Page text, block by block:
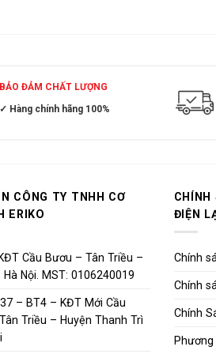
triệu
Hàng
1 đổi
Tư
Hỗ
Hãy
BẢO ĐẢM CHẤT LƯỢNG
✓ Hàng chính hãng 100%
CÔNG TY TNHH CƠ
ERIKO
Cầu Bươu – Tân Triều –
Nội. MST: 0106240019
– BT4 – KĐT Mới Cầu
Triều – Huyện Thanh Trì
CHÍNH
ĐIỆN
Chính
Chính
Chính